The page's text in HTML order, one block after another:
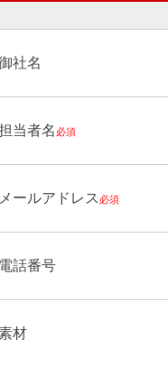
社名
当者名 必須
メールアドレス 必須
電話番号
材